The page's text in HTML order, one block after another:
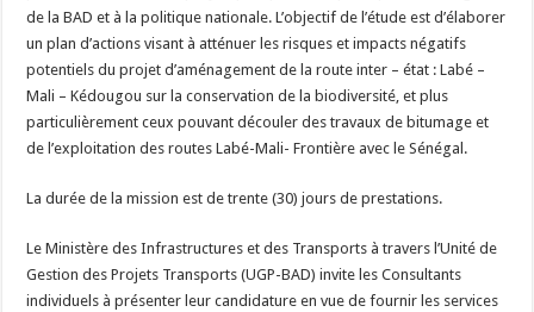
de la BAD et à la politique nationale. L’objectif de l’étude est d’élaborer
un plan d’actions visant à atténuer les risques et impacts négatifs
potentiels du projet d’aménagement de la route inter – état : Labé –
Mali – Kédougou sur la conservation de la biodiversité, et plus
particulièrement ceux pouvant découler des travaux de bitumage et
de l’exploitation des routes Labé-Mali- Frontière avec le Sénégal.
La durée de la mission est de trente (30) jours de prestations.
Le Ministère des Infrastructures et des Transports à travers l’Unité de
Gestion des Projets Transports (UGP-BAD) invite les Consultants
individuels à présenter leur candidature en vue de fournir les services